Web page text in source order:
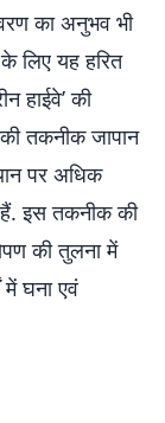
का अनुभव भी
लिए यह हरित
हाईवे’ की
तकनीक जापान
पर अधिक
हैं. इस तकनीक की
की तुलना में
घना एवं